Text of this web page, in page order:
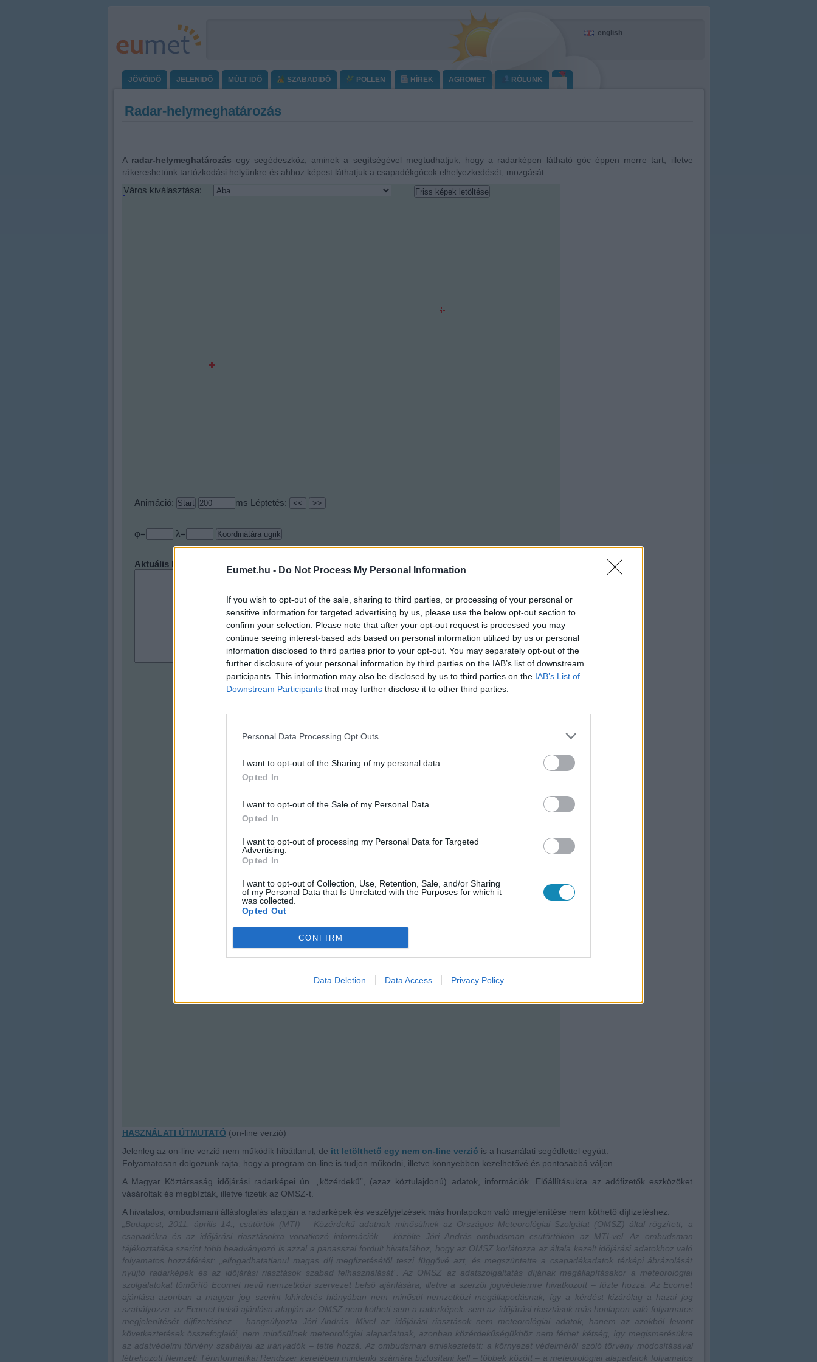
Eumet.hu - Do Not Process My Personal Information
If you wish to opt-out of the sale, sharing to third parties, or processing of your personal or
sensitive information for targeted advertising by us, please use the below opt-out section to
confirm your selection. Please note that after your opt-out request is processed you may
continue seeing interest-based ads based on personal information utilized by us or personal
information disclosed to third parties prior to your opt-out. You may separately opt-out of the
further disclosure of your personal information by third parties on the IAB’s list of downstream
participants. This information may also be disclosed by us to third parties on the IAB’s List of
Downstream Participants that may further disclose it to other third parties.
Personal Data Processing Opt Outs
I want to opt-out of the Sharing of my personal data.
Opted In
I want to opt-out of the Sale of my Personal Data.
Opted In
I want to opt-out of processing my Personal Data for Targeted
Advertising.
Opted In
I want to opt-out of Collection, Use, Retention, Sale, and/or Sharing
of my Personal Data that Is Unrelated with the Purposes for which it
was collected.
Opted Out
CONFIRM
Data Deletion Data Access Privacy Policy
english
JÖVŐIDŐ JELENIDŐ MÚLT IDŐ SZABADIDŐ POLLEN HÍREK AGROMET RÓLUNK
Radar-helymeghatározás
A radar-helymeghatározás egy segédeszköz, aminek a segítségével megtudhatjuk, hogy a radarképen látható góc éppen merre tart, illetve
rákereshetünk tartózkodási helyünkre és ahhoz képest láthatjuk a csapadékgócok elhelyezkedését, mozgását.
HASZNÁLATI ÚTMUTATÓ (on-line verzió)
Jelenleg az on-line verzió nem működik hibátlanul, de itt letölthető egy nem on-line verzió is a használati segédlettel együtt.
Folyamatosan dolgozunk rajta, hogy a program on-line is tudjon működni, illetve könnyebben kezelhetővé és pontosabbá váljon.
A Magyar Köztársaság időjárási radarképei ún. „közérdekű”, (azaz köztulajdonú) adatok, információk. Előállításukra az adófizetők eszközöket
vásároltak és megbízták, illetve fizetik az OMSZ-t.
A hivatalos, ombudsmani állásfoglalás alapján a radarképek és veszélyjelzések más honlapokon való megjelenítése nem köthető díjfizetéshez:
„Budapest, 2011. április 14., csütörtök (MTI) – Közérdekű adatnak minősülnek az Országos Meteorológiai Szolgálat (OMSZ) által rögzített, a
csapadékra és az időjárási riasztásokra vonatkozó információk – közölte Jóri András ombudsman csütörtökön az MTI-vel. Az ombudsman
tájékoztatása szerint több beadványozó is azzal a panasszal fordult hivatalához, hogy az OMSZ korlátozza az általa kezelt időjárási adatokhoz való
folyamatos hozzáférést: „elfogadhatatlanul magas díj megfizetésétől teszi függővé azt, és megszüntette a csapadékadatok térképi ábrázolását
nyújtó radarképek és az időjárási riasztások szabad felhasználását”. Az OMSZ az adatszolgáltatás díjának megállapításakor a meteorológiai
szolgálatokat tömörítő Ecomet nevű nemzetközi szervezet belső ajánlására, illetve a szerzői jogvédelemre hivatkozott – fűzte hozzá. Az Ecomet
ajánlása azonban a magyar jog szerint kihirdetés hiányában nem minősül nemzetközi megállapodásnak, így a kérdést kizárólag a hazai jog
szabályozza: az Ecomet belső ajánlása alapján az OMSZ nem kötheti sem a radarképek, sem az időjárási riasztások más honlapon való folyamatos
megjelenítését díjfizetéshez – hangsúlyozta Jóri András. Mivel az időjárási riasztások nem meteorológiai adatok, hanem az azokból levont
következtetések összefoglalói, nem minősülnek meteorológiai alapadatnak, azonban közérdekűségükhöz nem férhet kétség, így megismerésükre
az adatvédelmi törvény szabályai az irányadók – tette hozzá. Az ombudsman emlékeztetett: a környezet védelméről szóló törvény módosításával
létrehozott Nemzeti Térinformatikai Rendszer keretében mindenki számára biztosítani kell – többek között – a meteorológiai alapadatok folyamatos